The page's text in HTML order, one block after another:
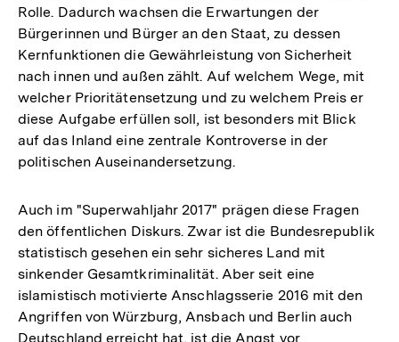
Rolle. Dadurch wachsen die Erwartungen der
Bürgerinnen und Bürger an den Staat, zu dessen
Kernfunktionen die Gewährleistung von Sicherheit
nach innen und außen zählt. Auf welchem Wege, mit
welcher Prioritätensetzung und zu welchem Preis er
diese Aufgabe erfüllen soll, ist besonders mit Blick
auf das Inland eine zentrale Kontroverse in der
politischen Auseinandersetzung.
Auch im "Superwahljahr 2017" prägen diese Fragen
den öffentlichen Diskurs. Zwar ist die Bundesrepublik
statistisch gesehen ein sehr sicheres Land mit
sinkender Gesamtkriminalität. Aber seit eine
islamistisch motivierte Anschlagsserie 2016 mit den
Angriffen von Würzburg, Ansbach und Berlin auch
Deutschland erreicht hat, ist die Angst vor